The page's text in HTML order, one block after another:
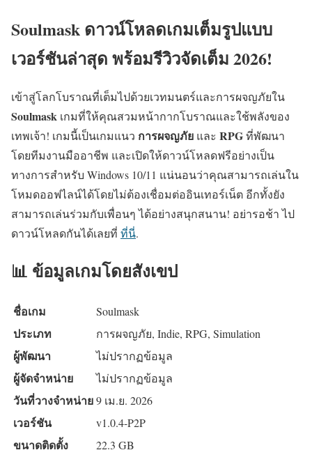
Soulmask ดาวน์โหลดเกมเต็มรูปแบบ
เวอร์ชันล่าสุด พร้อมรีวิวจัดเต็ม 2026!
เข้าสู่โลกโบราณที่เต็มไปด้วยเวทมนตร์และการผจญภัยใน
Soulmask เกมที่ให้คุณสวมหน้ากากโบราณและใช้พลังของ
เทพเจ้า! เกมนี้เป็นเกมแนว การผจญภัย และ RPGที่พัฒนา
โดยทีมงานมืออาชีพ และเปิดให้ดาวน์โหลดฟรีอย่างเป็น
ทางการสำหรับ Windows 10/11 แน่นอนว่าคุณสามารถเล่นใน
โหมดออฟไลน์ได้โดยไม่ต้องเชื่อมต่ออินเทอร์เน็ต อีกทั้งยัง
สามารถเล่นร่วมกับเพื่อนๆ ได้อย่างสนุกสนาน! อย่ารอช้า ไป
ดาวน์โหลดกันได้เลยที่ ที่นี่.
📊 ข้อมูลเกมโดยสังเขป
ชื่อเกม Soulmask
ประเภท การผจญภัย, Indie, RPG, Simulation
ผู้พัฒนา ไม่ปรากฏข้อมูล
ผู้จัดจำหน่าย ไม่ปรากฏข้อมูล
วันที่วางจำหน่าย9 เม.ย. 2026
เวอร์ชัน v1.0.4-P2P
ขนาดติดตั้ง 22.3 GB